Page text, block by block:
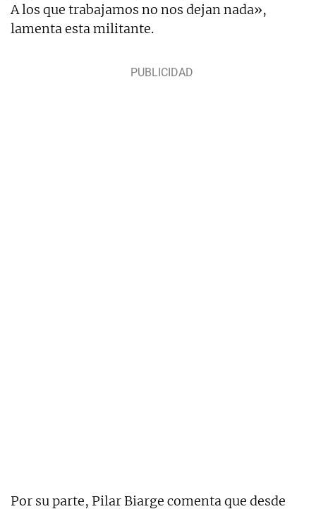
A los que trabajamos no nos dejan nada»,
lamenta esta militante.
Por su parte, Pilar Biarge comenta que desde